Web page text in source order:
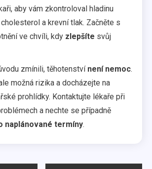
aby vám zkontroloval hladinu
cholesterol a krevní tlak. Začněte s
ve chvíli, kdy zlepšíte svůj
zmínili, těhotenstvínení nemoc.
možná rizika a docházejte na
prohlídky. Kontaktujte lékaře při
a nechte se případně
naplánované termíny.